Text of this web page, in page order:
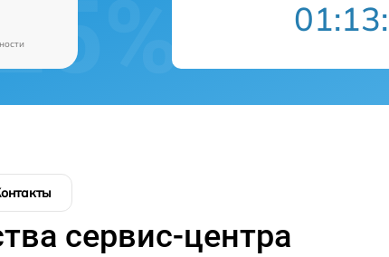
сервис-центра